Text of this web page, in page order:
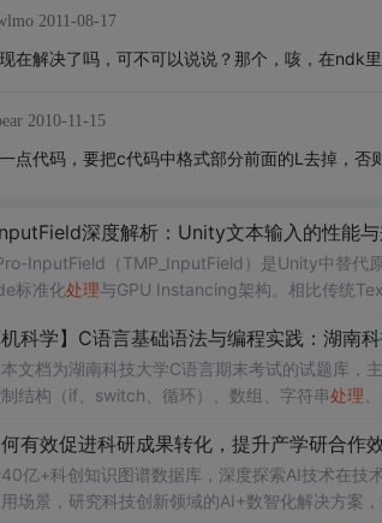
2011-08-17
在解决了吗，可不可以说说？那个，咳，在ndk
2010-11-15
点代码，要把c代码中格式部分前面的L去掉，否
深度解析：Unity文本输入的性能
InputField（TMP_InputField）是Unity中替代
标准化处理与GPU Instancing架构。相比传统
缓冲池和CommandBuff
机科学】C语言基础语法与编程实践：湖南
文档为湖南科技大学C语言期末考试的试题库，
结构（if、switch、循环）、数组、字符串处理
末考试或需要强化基础知识的初学者。; 使用场景及目标：①用于考前复习，检验对C语言核心概念的掌握
堂教学练习；③通过反复练习提高编程思维与代码逻辑分析能力。; 阅读
题和涉及复杂逻辑控制的题目，理解每道题背后
有效促进科研成果转化，提升产学研合作
亿+科创知识图谱数据库，深度探索AI技术在技
场景，研究科技创新领域的AI+数智化解决方案